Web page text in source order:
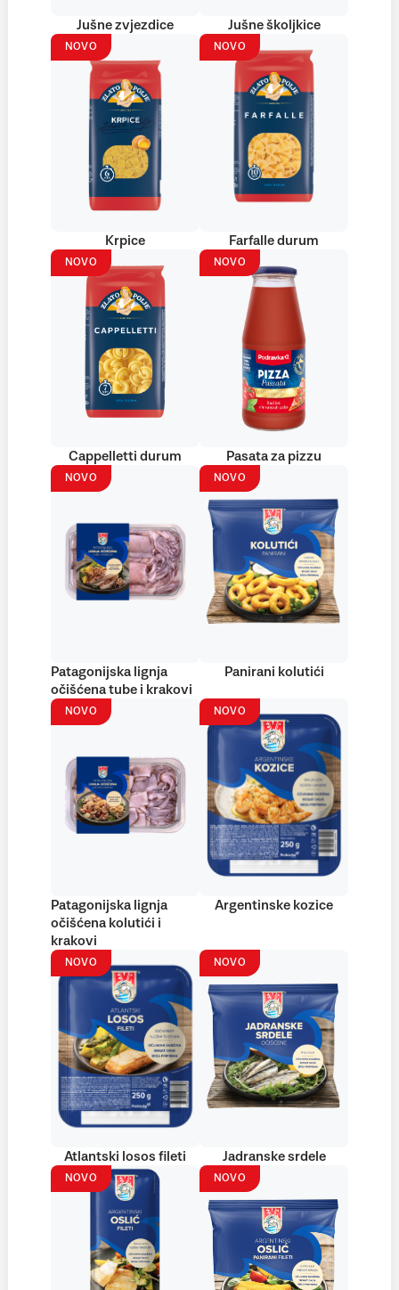
Jušne zvjezdice Jušne školjkice
NOVO
Krpice
NOVO
Farfalle durum
NOVO
Cappelletti durum
NOVO
Pasata za pizzu
NOVO
Patagonijska lignja
očišćena tube i krakovi
NOVO
Panirani kolutići
NOVO
Patagonijska lignja
očišćena kolutići i
krakovi
NOVO
Argentinske kozice
NOVO
Atlantski losos fileti
NOVO
Jadranske srdele
NOVO NOVO